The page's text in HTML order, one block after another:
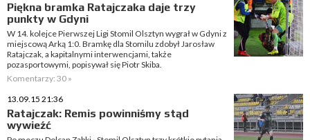
Piękna bramka Ratajczaka daje trzy
punkty w Gdyni
W 14. kolejce Pierwszej Ligi Stomil Olsztyn wygrał w Gdyni z
miejscową Arką 1:0. Bramkę dla Stomilu zdobył Jarosław
Ratajczak, a kapitalnymi interwencjami, także
pozasportowymi, popisywał się Piotr Skiba.
Komentarzy: 30 »
13.09.15 21:36
Ratajczak: Remis powinniśmy stąd
wywieźć